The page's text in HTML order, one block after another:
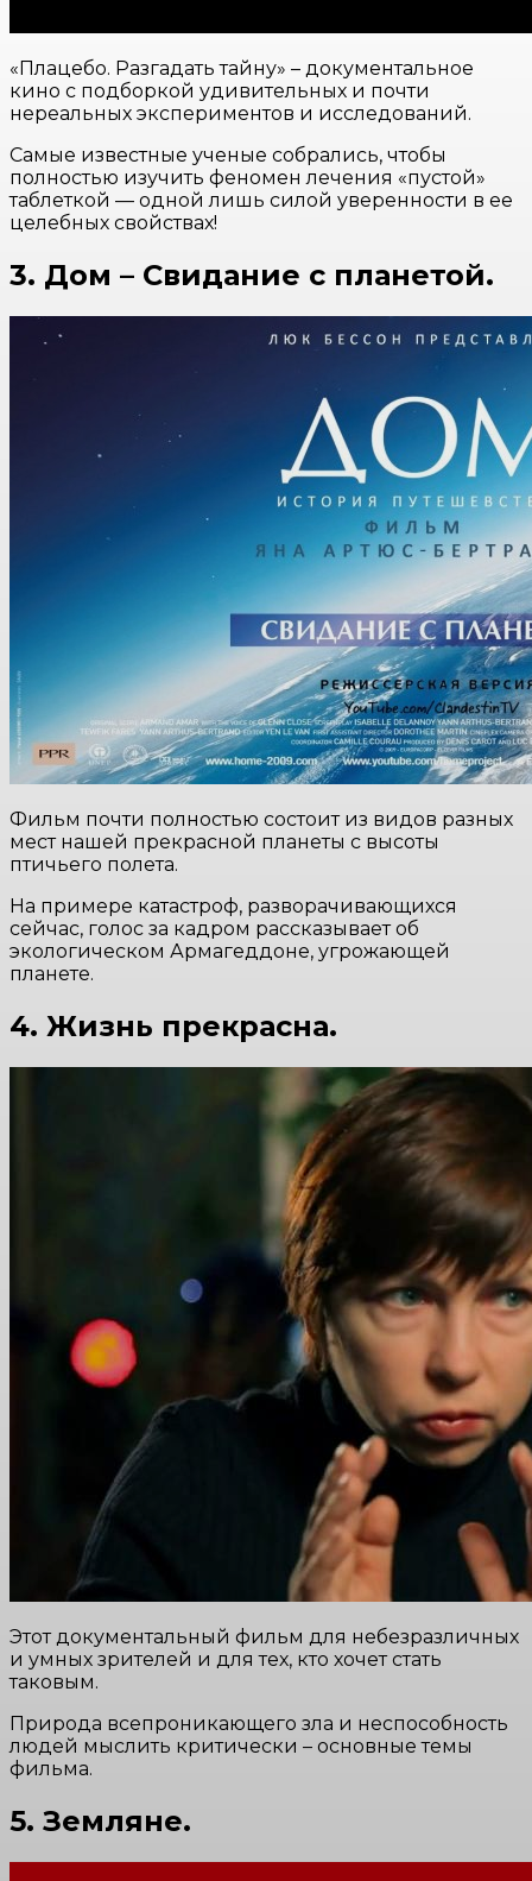
«Плацебо. Разгадать тайну» – документальное
кино с подборкой удивительных и почти
нереальных экспериментов и исследований.
Самые известные ученые собрались, чтобы
полностью изучить феномен лечения «пустой»
таблеткой — одной лишь силой уверенности в ее
целебных свойствах!
3. Дом – Свидание с планетой.
Фильм почти полностью состоит из видов разных
мест нашей прекрасной планеты с высоты
птичьего полета.
На примере катастроф, разворачивающихся
сейчас, голос за кадром рассказывает об
экологическом Армагеддоне, угрожающей
планете.
4. Жизнь прекрасна.
Этот документальный фильм для небезразличных
и умных зрителей и для тех, кто хочет стать
таковым.
Природа всепроникающего зла и неспособность
людей мыслить критически – основные темы
фильма.
5. Земляне.